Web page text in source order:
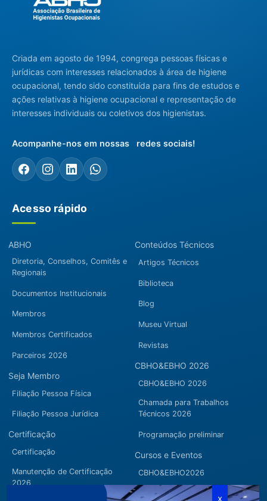
Criada em agosto de 1994, congrega pessoas físicas e
jurídicas com interesses relacionados à área de higiene
ocupacional, tendo sido constituída para fins de estudos e
ações relativas à higiene ocupacional e representação de
interesses individuais ou coletivos dos higienistas.
Acompanhe-nos em nossas redes sociais!
Acesso rápido
ABHO
Diretoria, Conselhos, Comitês e
Regionais
Documentos Institucionais
Membros
Membros Certificados
Parceiros 2026
Seja Membro
Filiação Pessoa Física
Filiação Pessoa Jurídica
Certificação
Certificação
Manutenção de Certificação
2026
Conteúdos Técnicos
Artigos Técnicos
Biblioteca
Blog
Museu Virtual
Revistas
CBHO&EBHO 2026
CBHO&EBHO 2026
Chamada para Trabalhos
Técnicos 2026
Programação preliminar
Cursos e Eventos
CBHO&EBHO2026
Cursos Modulares